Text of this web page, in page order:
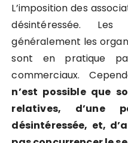
L’imposition des
désintéressée.
généralement les
sont en pratique
commerciaux.
n’est possible que
relatives, d’une
désintéressée, et,